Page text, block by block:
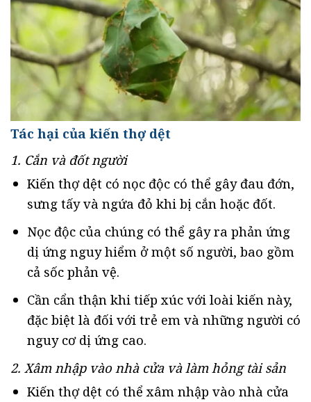
Tác hại của kiến thợ dệt
1. Cắn và đốt người
Kiến thợ dệt có nọc độc có thể gây đau đớn,
sưng tấy và ngứa đỏ khi bị cắn hoặc đốt.
Nọc độc của chúng có thể gây ra phản ứng
dị ứng nguy hiểm ở một số người, bao gồm
cả sốc phản vệ.
Cần cẩn thận khi tiếp xúc với loài kiến này,
đặc biệt là đối với trẻ em và những người có
nguy cơ dị ứng cao.
2. Xâm nhập vào nhà cửa và làm hỏng tài sản
Kiến thợ dệt có thể xâm nhập vào nhà cửa